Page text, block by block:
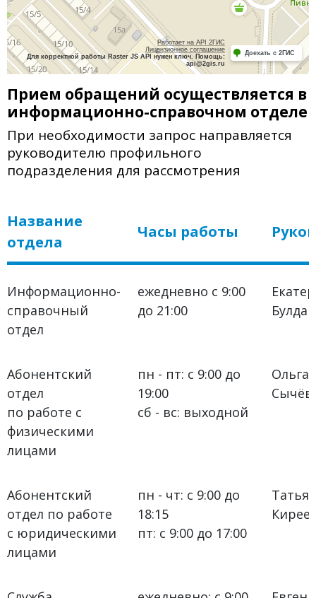
Работает на API 2ГИС
Лицензионное соглашение
Для корректной работы Raster JS API нужен ключ. Помощь:
api@2gis.ru
Доехать с 2ГИС
Прием обращений осуществляется в
информационно-справочном отделе
При необходимости запрос направляется
руководителю профильного
подразделения для рассмотрения
Название
отдела
Часы работы
Информационно-
справочный
отдел
ежедневно с 9:00
до 21:00
Абонентский
отдел
по работе с
физическими
лицами
пн - пт: с 9:00 до
19:00
сб - вс: выходной
Ольга
Абонентский
отдел по работе
с юридическими
лицами
пн - чт: с 9:00 до
18:15
пт: с 9:00 до 17:00